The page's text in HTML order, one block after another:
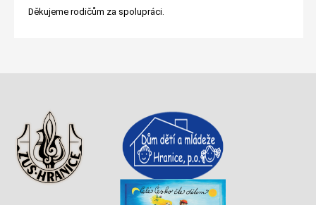
Děkujeme rodičům za spolupráci.